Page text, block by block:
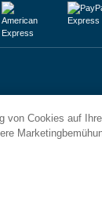
von Cookies auf